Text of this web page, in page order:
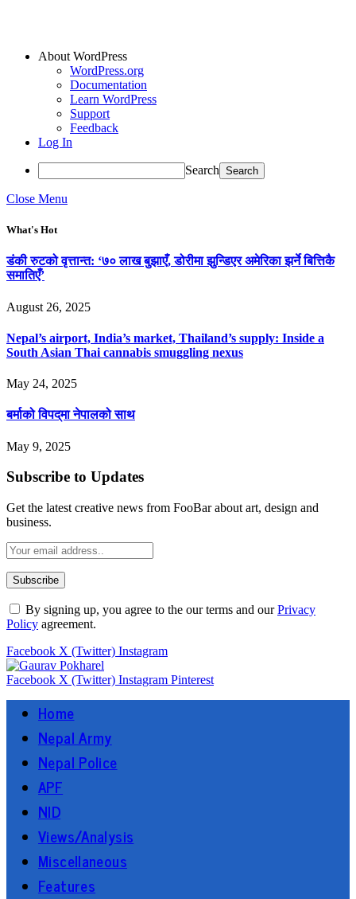
About WordPress
WordPress.org
Documentation
Learn WordPress
Support
Feedback
Log In
Search
Close Menu
What's Hot
डंकी रुटको वृत्तान्त: ‘७० लाख बुझाएँ, डोरीमा झुन्डिएर अमेरिका झर्ने बित्तिकै
समातिएँ’
August 26, 2025
Nepal’s airport, India’s market, Thailand’s supply: Inside a
South Asian Thai cannabis smuggling nexus
May 24, 2025
बर्माको विपद्‌मा नेपालको साथ
May 9, 2025
Subscribe to Updates
Get the latest creative news from FooBar about art, design and
business.
By signing up, you agree to the our terms and ourPrivacy
Policy agreement.
Facebook X (Twitter) Instagram
Facebook X (Twitter) Instagram Pinterest
Home
Nepal Army
Nepal Police
APF
NID
Views/Analysis
Miscellaneous
Features